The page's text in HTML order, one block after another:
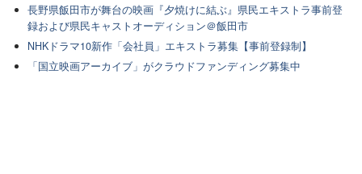
長野県飯田市が舞台の映画『夕焼けに結ぶ』県民エキストラ事前登
録および県民キャストオーディション＠飯田市
NHKドラマ10新作「会社員」エキストラ募集【事前登録制】
「国立映画アーカイブ」がクラウドファンディング募集中